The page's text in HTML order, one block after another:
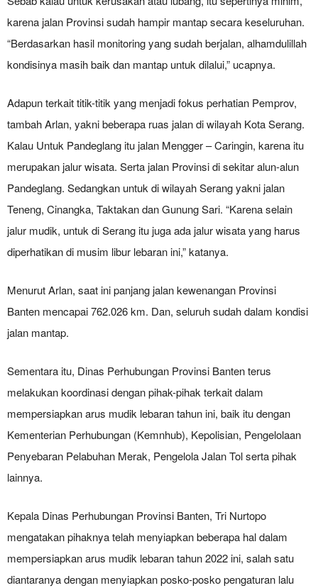
karena jalan Provinsi sudah hampir mantap secara keseluruhan.
“Berdasarkan hasil monitoring yang sudah berjalan, alhamdulillah
kondisinya masih baik dan mantap untuk dilalui,” ucapnya.
Adapun terkait titik-titik yang menjadi fokus perhatian Pemprov,
tambah Arlan, yakni beberapa ruas jalan di wilayah Kota Serang.
Kalau Untuk Pandeglang itu jalan Mengger – Caringin, karena itu
merupakan jalur wisata. Serta jalan Provinsi di sekitar alun-alun
Pandeglang. Sedangkan untuk di wilayah Serang yakni jalan
Teneng, Cinangka, Taktakan dan Gunung Sari. “Karena selain
jalur mudik, untuk di Serang itu juga ada jalur wisata yang harus
diperhatikan di musim libur lebaran ini,” katanya.
Menurut Arlan, saat ini panjang jalan kewenangan Provinsi
Banten mencapai 762.026 km. Dan, seluruh sudah dalam kondisi
jalan mantap.
Sementara itu, Dinas Perhubungan Provinsi Banten terus
melakukan koordinasi dengan pihak-pihak terkait dalam
mempersiapkan arus mudik lebaran tahun ini, baik itu dengan
Kementerian Perhubungan (Kemnhub), Kepolisian, Pengelolaan
Penyebaran Pelabuhan Merak, Pengelola Jalan Tol serta pihak
lainnya.
Kepala Dinas Perhubungan Provinsi Banten, Tri Nurtopo
mengatakan pihaknya telah menyiapkan beberapa hal dalam
mempersiapkan arus mudik lebaran tahun 2022 ini, salah satu
diantaranya dengan menyiapkan posko-posko pengaturan lalu